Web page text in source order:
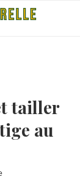
tailler
au